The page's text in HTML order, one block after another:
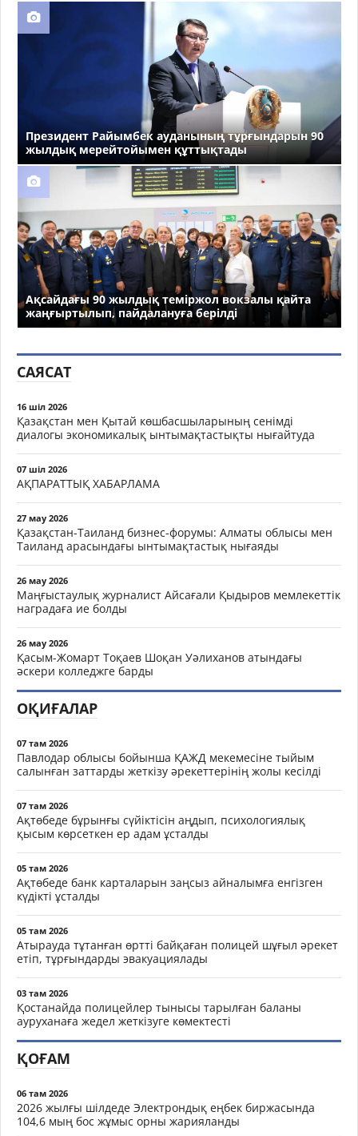
Президент Райымбек ауданының тұрғындарын 90
жылдық мерейтойымен құттықтады
Ақсайдағы 90 жылдық теміржол вокзалы қайта
жаңғыртылып, пайдалануға берілді
САЯСАТ
16 шіл 2026
Қазақстан мен Қытай көшбасшыларының сенімді
диалогы экономикалық ынтымақтастықты нығайтуда
07 шіл 2026
АҚПАРАТТЫҚ ХАБАРЛАМА
27 мау 2026
Қазақстан-Таиланд бизнес-форумы: Алматы облысы мен
Таиланд арасындағы ынтымақтастық нығаяды
26 мау 2026
Маңғыстаулық журналист Айсағали Қыдыров мемлекеттік
наградаға ие болды
26 мау 2026
Қасым-Жомарт Тоқаев Шоқан Уәлиханов атындағы
әскери колледжге барды
ОҚИҒАЛАР
07 там 2026
Павлодар облысы бойынша ҚАЖД мекемесіне тыйым
салынған заттарды жеткізу әрекеттерінің жолы кесілді
07 там 2026
Ақтөбеде бұрынғы сүйіктісін аңдып, психологиялық
қысым көрсеткен ер адам ұсталды
05 там 2026
Ақтөбеде банк карталарын заңсыз айналымға енгізген
күдікті ұсталды
05 там 2026
Атырауда тұтанған өртті байқаған полицей шұғыл әрекет
етіп, тұрғындарды эвакуациялады
03 там 2026
Қостанайда полицейлер тынысы тарылған баланы
ауруханаға жедел жеткізуге көмектесті
ҚОҒАМ
06 там 2026
2026 жылғы шілдеде Электрондық еңбек биржасында
104,6 мың бос жұмыс орны жарияланды